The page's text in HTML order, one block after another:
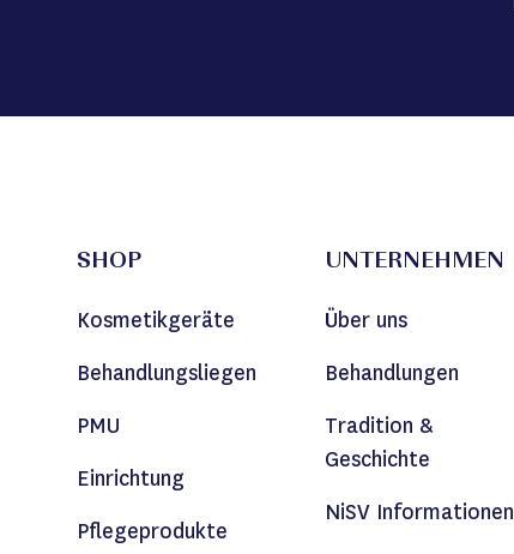
SHOP
Kosmetikgeräte
Behandlungsliegen
PMU
Einrichtung
Pflegeprodukte
UNTERNEHMEN
Über uns
Behandlungen
Tradition &
Geschichte
NiSV Informationen